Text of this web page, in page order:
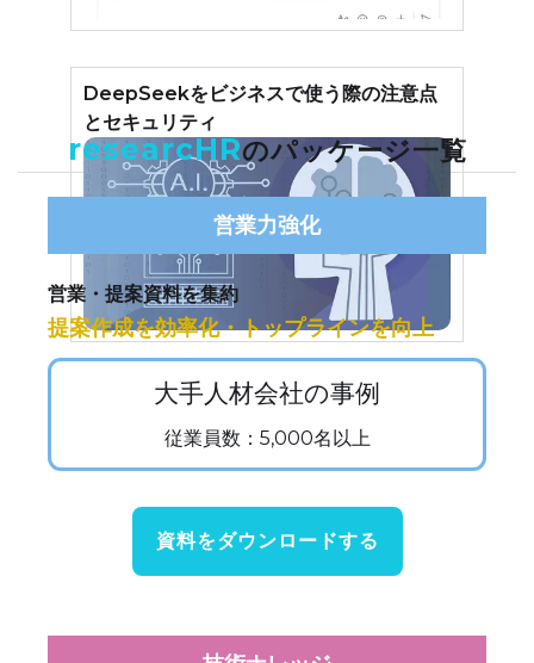
DeepSeekをビジネスで使う際の注意点
とセキュリティ
researcHRのパッケージ一覧
営業力強化
営業・提案資料を集約
提案作成を効率化・トップラインを向上
大手人材会社の事例
従業員数：5,000名以上
資料をダウンロードする